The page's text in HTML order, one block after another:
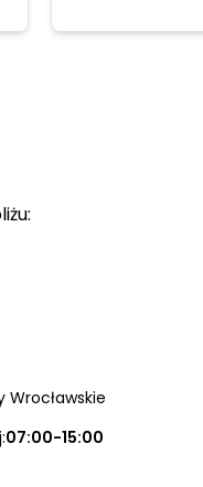
Wrocławskie
07:00-15:00